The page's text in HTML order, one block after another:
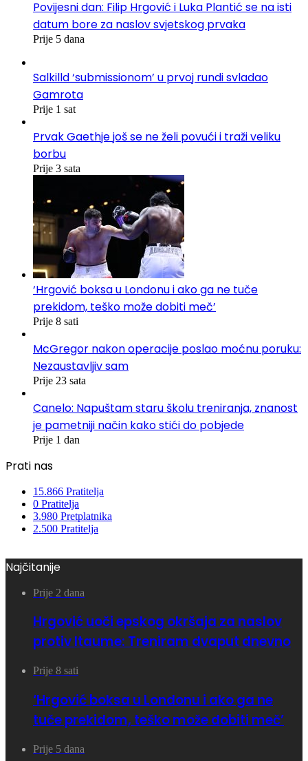
Povijesni dan: Filip Hrgović i Luka Plantić se na isti
datum bore za naslov svjetskog prvaka
Prije 5 dana
Salkilld ‘submissionom’ u prvoj rundi svladao
Gamrota
Prije 1 sat
Prvak Gaethje još se ne želi povući i traži veliku
borbu
Prije 3 sata
‘Hrgović boksa u Londonu i ako ga ne tuče
prekidom, teško može dobiti meč’
Prije 8 sati
McGregor nakon operacije poslao moćnu poruku:
Nezaustavljiv sam
Prije 23 sata
Canelo: Napuštam staru školu treniranja, znanost
je pametniji način kako stići do pobjede
Prije 1 dan
Prati nas
15.866 Pratitelja
0 Pratitelja
3.980 Pretplatnika
2.500 Pratitelja
Najčitanije
Prije 2 dana
Hrgović uoči epskog okršaja za naslov
protiv Itaume: Treniram dvaput dnevno
Prije 8 sati
‘Hrgović boksa u Londonu i ako ga ne
tuče prekidom, teško može dobiti meč’
Prije 5 dana